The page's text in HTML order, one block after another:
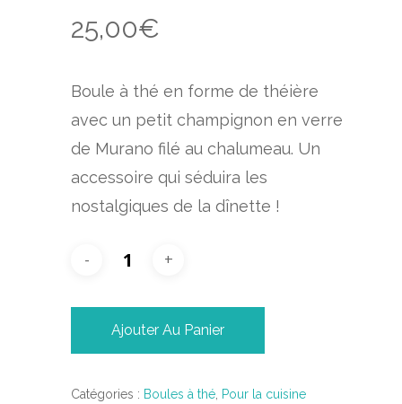
25,00€
Boule à thé en forme de théière
avec un petit champignon en verre
de Murano filé au chalumeau. Un
accessoire qui séduira les
nostalgiques de la dînette !
Ajouter Au Panier
Catégories : Boules à thé, Pour la cuisine